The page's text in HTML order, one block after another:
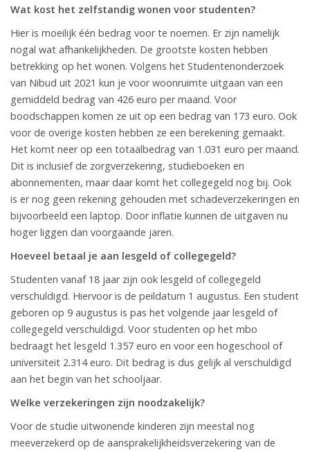
Wat kost het zelfstandig wonen voor studenten?
Hier is moeilijk één bedrag voor te noemen. Er zijn namelijk
nogal wat afhankelijkheden. De grootste kosten hebben
betrekking op het wonen. Volgens het Studentenonderzoek
van Nibud uit 2021 kun je voor woonruimte uitgaan van een
gemiddeld bedrag van 426 euro per maand. Voor
boodschappen komen ze uit op een bedrag van 173 euro. Ook
voor de overige kosten hebben ze een berekening gemaakt.
Het komt neer op een totaalbedrag van 1.031 euro per maand.
Dit is inclusief de zorgverzekering, studieboeken en
abonnementen, maar daar komt het collegegeld nog bij. Ook
is er nog geen rekening gehouden met schadeverzekeringen en
bijvoorbeeld een laptop. Door inflatie kunnen de uitgaven nu
hoger liggen dan voorgaande jaren.
Hoeveel betaal je aan lesgeld of collegegeld?
Studenten vanaf 18 jaar zijn ook lesgeld of collegegeld
verschuldigd. Hiervoor is de peildatum 1 augustus. Een student
geboren op 9 augustus is pas het volgende jaar lesgeld of
collegegeld verschuldigd. Voor studenten op het mbo
bedraagt het lesgeld 1.357 euro en voor een hogeschool of
universiteit 2.314 euro. Dit bedrag is dus gelijk al verschuldigd
aan het begin van het schooljaar.
Welke verzekeringen zijn noodzakelijk?
Voor de studie uitwonende kinderen zijn meestal nog
meeverzekerd op de aansprakelijkheidsverzekering van de